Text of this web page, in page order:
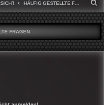
HÄUFIG GESTELLTE FRAGEN
U
C
H
E
FRAGEN